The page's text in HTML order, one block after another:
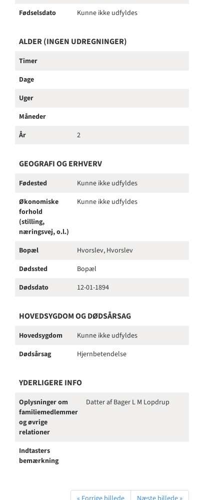
Fødselsdato
Kunne ikke udfyldes
ALDER (INGEN UDREGNINGER)
Timer
Dage
Uger
Måneder
År
2
GEOGRAFI OG ERHVERV
Fødested
Kunne ikke udfyldes
Økonomiske
forhold
(stilling,
næringsvej, o.l.)
Kunne ikke udfyldes
Bopæl
Hvorslev, Hvorslev
Dødssted
Bopæl
Dødsdato
12-01-1894
HOVEDSYGDOM OG DØDSÅRSAG
Hovedsygdom
Kunne ikke udfyldes
Dødsårsag
Hjernbetendelse
YDERLIGERE INFO
Oplysninger om
familiemedlemmer
og øvrige
relationer
Datter af Bager L M Lopdrup
Indtasters
bemærkning